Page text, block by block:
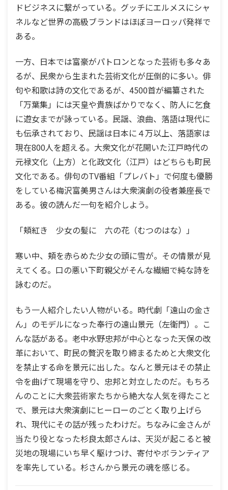
ドビジネスに繋がっている。グッチにエルメスにシャ
ネルなど世界の高級ブランドはほぼヨーロッパ発祥で
ある。
一方、日本では富豪がパトロンとなった芸術も多々あ
るが、民衆から生まれた芸術文化が圧倒的に多い。俳
句や和歌は詩の文化であるが、4500首が編纂された
「万葉集」には天皇や貴族ばかりでなく、防人に乞食
に遊女までが詠っている。民謡、浪曲、落語は現代に
も伝承されており、民謡は日本に４万以上、落語家は
現在800人を超える。大衆文化が花開いた江戸時代の
元禄文化（上方）と化政文化（江戸）はどちらも町民
文化である。俳句のTV番組「プレバト」で何度も優勝
をしている梅沢富美男さんは大衆演劇の役者兼座長で
ある。彼の読んだ一句を紹介しよう。
「頬紅き 少女の髪に 六の花（むつのはな）」
寒い中、頬を赤らめた少女の頭に雪が。その情景が見
えてくる。口の悪い下町親父がそんな繊細で純な詩を
詠むのだ。
もう一人紹介したい人物がいる。時代劇「遠山の金さ
ん」のモデルになった奉行の遠山景元（左衛門）。こ
んな話がある。老中水野忠邦が中心となった天保の改
革において、町民の贅沢を取り締まるためと大衆文化
を禁止する命を景元に出した。なんと景元はその禁止
令を曲げて現場を守り、忠邦と対立したのだ。もちろ
んのことに大衆芸術家たちから絶大な人気を得たこと
で、景元は大衆演劇にヒーローのごとく取り上げら
れ、現代にその話が残ったわけだ。ちなみに金さんが
当たり役となった杉良太郎さんは、天災が起こると被
災地の現場にいち早く駆けつけ、寄付やボランティア
を率先している。杉さんから景元の魂を感じる。